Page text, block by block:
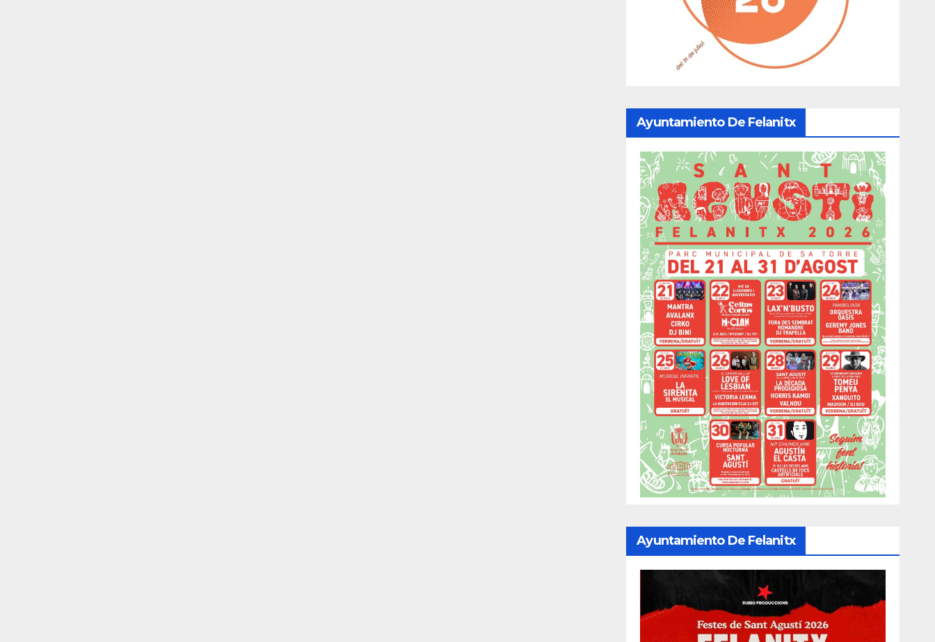
Ayuntamiento De Felanitx
Ayuntamiento De Felanitx